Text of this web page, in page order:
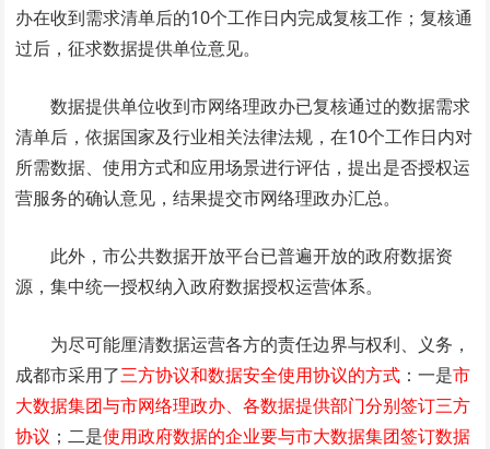
办在收到需求清单后的10个工作日内完成复核工作；复核通
过后，征求数据提供单位意见。
数据提供单位收到市网络理政办已复核通过的数据需求
清单后，依据国家及行业相关法律法规，在10个工作日内对
所需数据、使用方式和应用场景进行评估，提出是否授权运
营服务的确认意见，结果提交市网络理政办汇总。
此外，市公共数据开放平台已普遍开放的政府数据资
源，集中统一授权纳入政府数据授权运营体系。
为尽可能厘清数据运营各方的责任边界与权利、义务，
成都市采用了三方协议和数据安全使用协议的方式 ：一是市
大数据集团与市网络理政办、各数据提供部门分别签订三方
协议 ；二是使用政府数据的企业要与市大数据集团签订数据